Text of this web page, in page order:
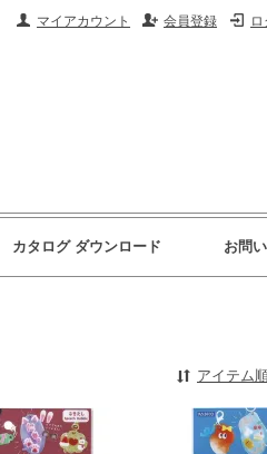
会員登録
マイアカウント
カタログ ダウンロード お問
アイテム